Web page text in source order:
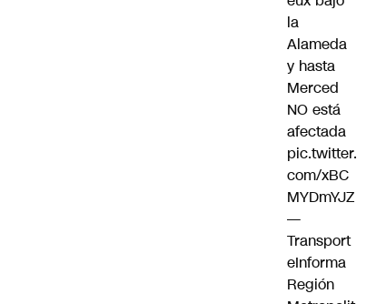
la
Alameda
y hasta
Merced
NO está
afectada
pic.twitter.
com/xBC
MYDmYJZ
—
Transport
eInforma
Región